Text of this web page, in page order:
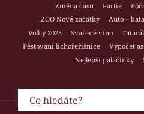
Změna času
Partie
ZOO Nové začátky
Auto –
Volby 2025
Svařené víno
Pěstování lichořeřišnice
Výpočet
Nejlepší palačinky